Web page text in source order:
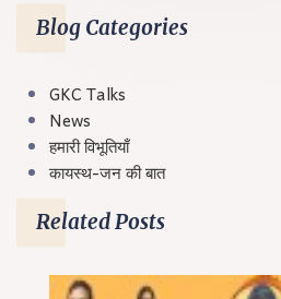
Blog Categories
GKC Talks
News
हमारी विभूतियाँ
कायस्थ-जन की बात
Related Posts